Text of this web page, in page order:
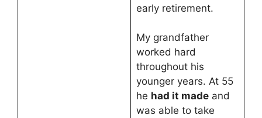
early retirement.
My grandfather
worked hard
throughout his
younger years. At 55
he had it madeand
was able to take